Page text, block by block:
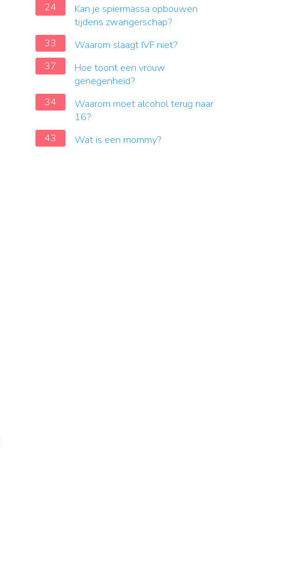
24
Kan je spiermassa opbouwen
tijdens zwangerschap?
33
Waarom slaagt IVF niet?
37
Hoe toont een vrouw
genegenheid?
34
Waarom moet alcohol terug naar
16?
43
Wat is een mommy?